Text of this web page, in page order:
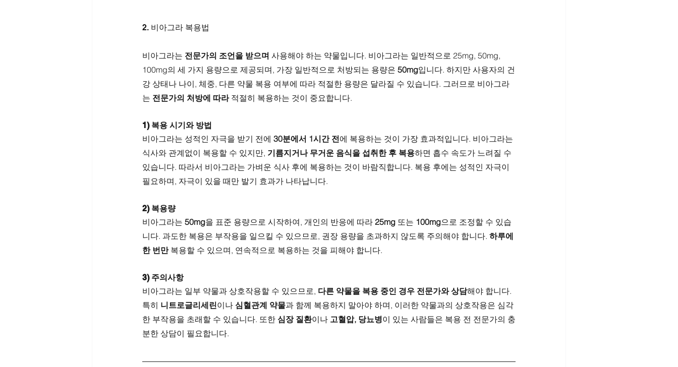
2. 비아그라 복용법
비아그라는 전문가의 조언을 받으며 사용해야 하는 약물입니다. 비아그라는 일반적으로 25mg, 50mg,
100mg의 세 가지 용량으로 제공되며, 가장 일반적으로 처방되는 용량은 50mg입니다. 하지만 사용자의 건
강 상태나 나이, 체중, 다른 약물 복용 여부에 따라 적절한 용량은 달라질 수 있습니다. 그러므로 비아그라
는 전문가의 처방에 따라 적절히 복용하는 것이 중요합니다.
1) 복용 시기와 방법
비아그라는 성적인 자극을 받기 전에 30분에서 1시간 전에 복용하는 것이 가장 효과적입니다. 비아그라는
식사와 관계없이 복용할 수 있지만, 기름지거나 무거운 음식을 섭취한 후 복용하면 흡수 속도가 느려질 수
있습니다. 따라서 비아그라는 가벼운 식사 후에 복용하는 것이 바람직합니다. 복용 후에는 성적인 자극이
필요하며, 자극이 있을 때만 발기 효과가 나타납니다.
2) 복용량
비아그라는 50mg을 표준 용량으로 시작하여, 개인의 반응에 따라 25mg 또는 100mg으로 조정할 수 있습
니다. 과도한 복용은 부작용을 일으킬 수 있으므로, 권장 용량을 초과하지 않도록 주의해야 합니다. 하루에
한 번만 복용할 수 있으며, 연속적으로 복용하는 것을 피해야 합니다.
3) 주의사항
비아그라는 일부 약물과 상호작용할 수 있으므로, 다른 약물을 복용 중인 경우 전문가와 상담해야 합니다.
특히 니트로글리세린이나 심혈관계 약물과 함께 복용하지 말아야 하며, 이러한 약물과의 상호작용은 심각
한 부작용을 초래할 수 있습니다. 또한 심장 질환이나 고혈압, 당뇨병이 있는 사람들은 복용 전 전문가의 충
분한 상담이 필요합니다.